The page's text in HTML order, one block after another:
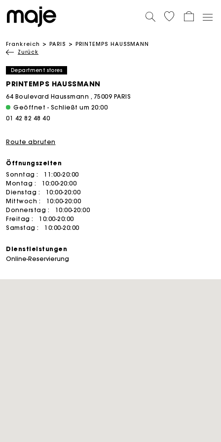
Frankreich PARIS PRINTEMPS HAUSSMANN
Zurück
Department stores
PRINTEMPS HAUSSMANN
64 Boulevard Haussmann , 75009 PARIS
Geöffnet - Schließt um 20:00
01 42 82 48 40
Route abrufen
Öffnungszeiten
Sonntag :
11:00-20:00
Montag :
10:00-20:00
Dienstag :
10:00-20:00
Mittwoch :
10:00-20:00
Donnerstag :
10:00-20:00
Freitag :
10:00-20:00
Samstag :
10:00-20:00
Dienstleistungen
Online-Reservierung